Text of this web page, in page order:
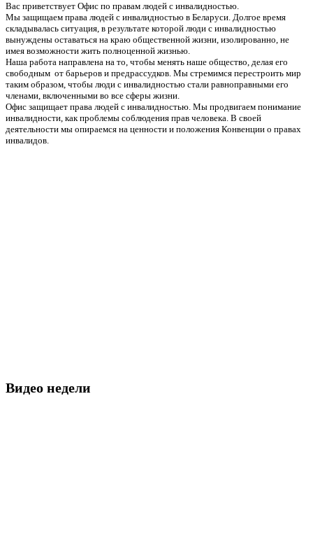
Вас приветствует Офис по правам людей с инвалидностью.
Мы защищаем права людей с инвалидностью в Беларуси. Долгое время
складывалась ситуация, в результате которой люди с инвалидностью
вынуждены оставаться на краю общественной жизни, изолированно, не
имея возможности жить полноценной жизнью.
Наша работа направлена на то, чтобы менять наше общество, делая его
свободным от барьеров и предрассудков. Мы стремимся перестроить мир
таким образом, чтобы люди с инвалидностью стали равноправными его
членами, включенными во все сферы жизни.
Офис защищает права людей с инвалидностью. Мы продвигаем понимание
инвалидности, как проблемы соблюдения прав человека. В своей
деятельности мы опираемся на ценности и положения Конвенции о правах
инвалидов.
Видео недели